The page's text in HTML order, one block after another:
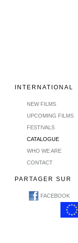
INTERNATIONAL
NEW FILMS
UPCOMING FILMS
FESTIVALS
CATALOGUE
WHO WE ARE
CONTACT
PARTAGER SUR
FACEBOOK